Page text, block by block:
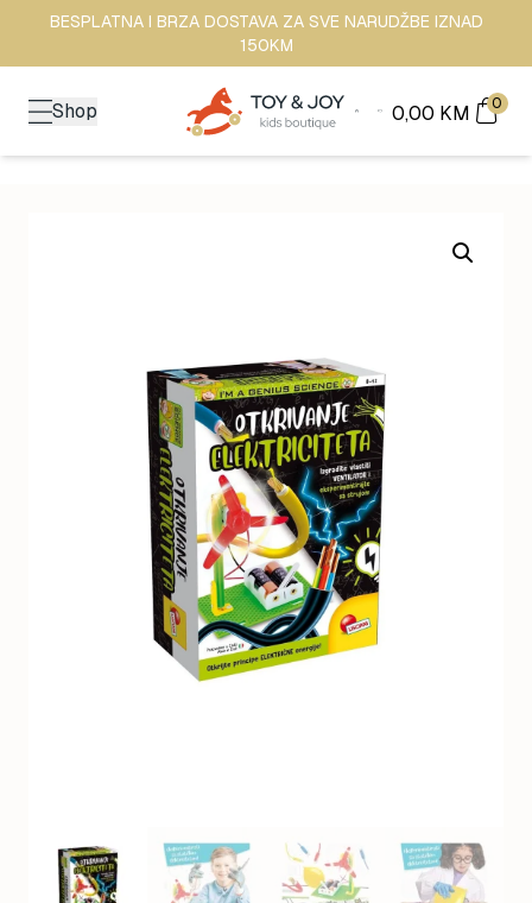
BESPLATNA I BRZA DOSTAVA ZA SVE NARUDŽBE IZNAD
150KM
Shop 0,00 KM 0